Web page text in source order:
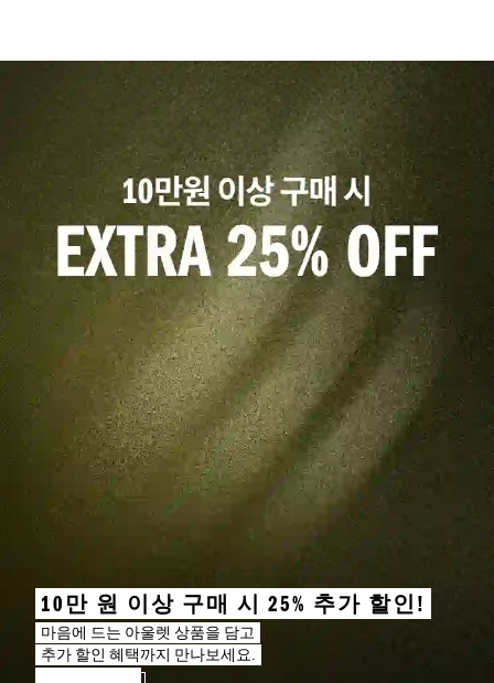
10만 원 이상 구매 시 25% 추가 할인!
마음에 드는 아울렛 상품을 담고
추가 할인 혜택까지 만나보세요.